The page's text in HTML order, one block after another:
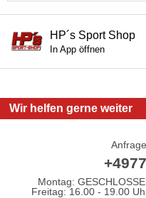
HP´s Sport Shop
In App öffnen
Wir helfen gerne weiter
Montag:
Freitag: 16.00 - 19.00